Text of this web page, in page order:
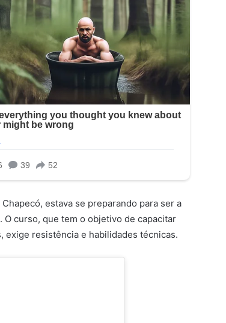
estava se preparando para ser a
curso, que tem o objetivo de capacitar
exige resistência e habilidades técnicas.